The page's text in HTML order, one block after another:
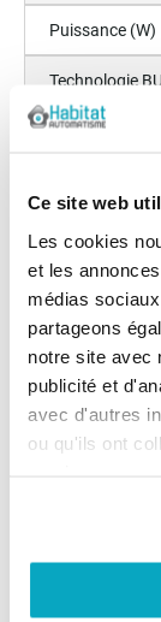
Ce site web
Les cookies
et les
médias
partageons
notre site avec
publicité et
avec d'autres
ou qu'ils ont
Puissance (W)
Technologie
Hauteur
Largeur (mm)
Cycle / jour
Couple (Nm)
Ouverture
Batterie de